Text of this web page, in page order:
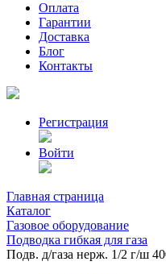
Оплата
Гарантии
Доставка
Блог
Контакты
Регистрация
Войти
Главная страница
Каталог
Газовое оборудование
Подводка гибкая для газа
Подв. д/газа нерж. 1/2 г/ш